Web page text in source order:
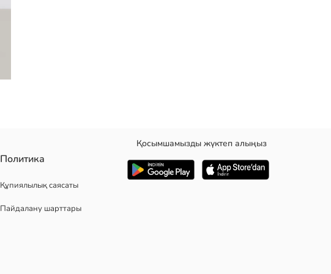
Политика
Құпиялылық саясаты
Пайдалану шарттары
Қосымшамызды жүктеп алыңыз